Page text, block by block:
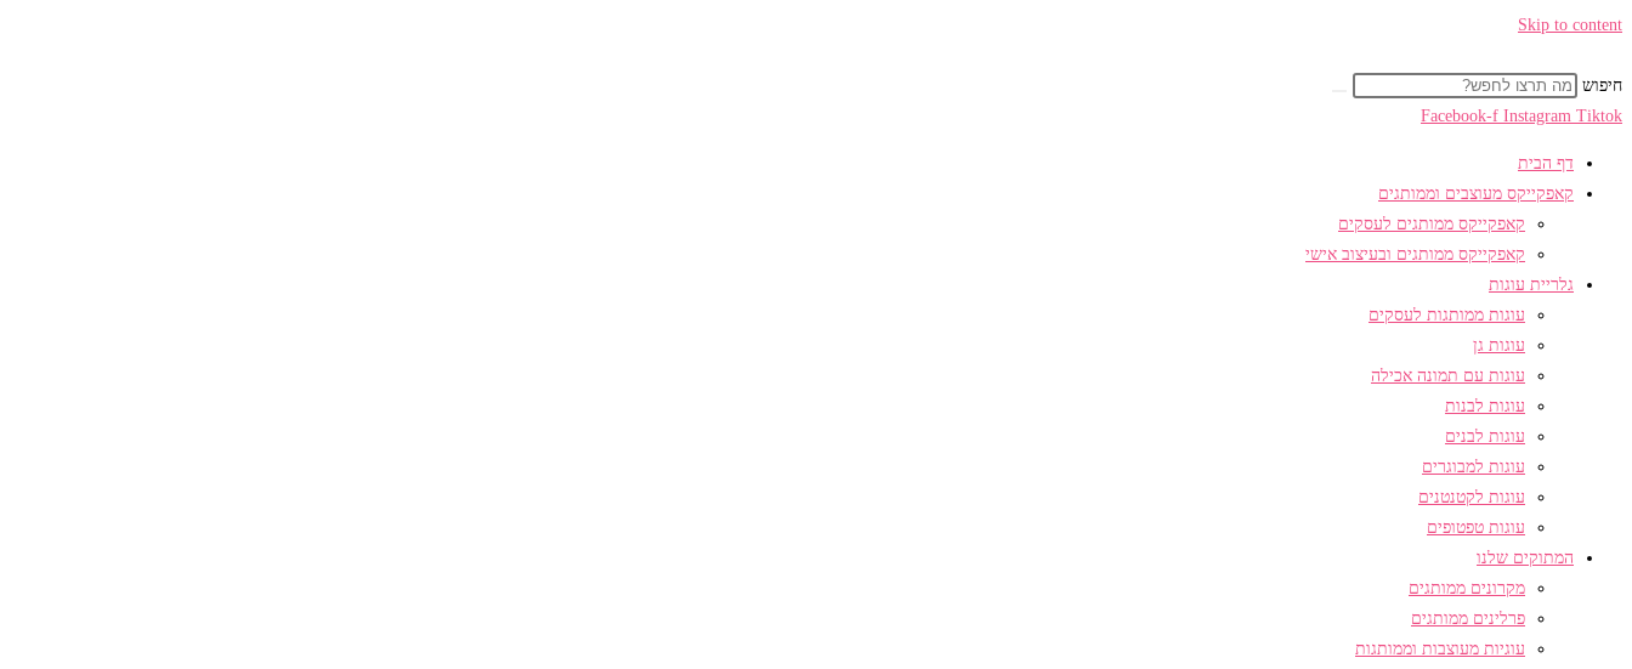
Skip to content
חיפוש
Facebook-f Instagram Tiktok
דף הבית
קאפקייקס מעוצבים וממותגים
קאפקייקס ממותגים לעסקים
קאפקייקס ממותגים ובעיצוב אישי
גלריית עוגות
עוגות ממותגות לעסקים
עוגות גן
עוגות עם תמונה אכילה
עוגות לבנות
עוגות לבנים
עוגות למבוגרים
עוגות לקטנטנים
עוגות טפטופים
המתוקים שלנו
מקרונים ממותגים
פרלינים ממותגים
עוגיות מעוצבות וממותגות